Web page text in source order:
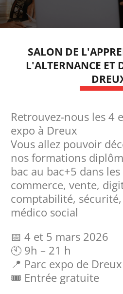
SALON DE
L'ALTERNANCE ET
Retrouvez-nous les 4
expo à Dreux
Vous allez pouvoir
nos formations
bac au bac+5 dans
commerce, vente,
comptabilité,
médico social
📅 4 et 5 mars 2026
🕙 9h – 21 h
📍 Parc expo de Dreux
🎟️ Entrée gratuite